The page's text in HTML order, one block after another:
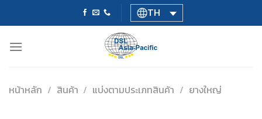
TH
หน้าหลัก / สินค้า / แบ่งตามประเภทสินค้า / ยางใหญ่